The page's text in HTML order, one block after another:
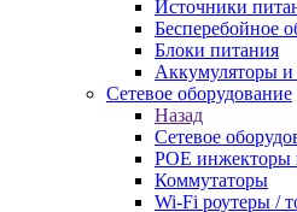
Источники
Бесперебойное
Блоки питания
Аккумуляторы и
Сетевое оборудование
Назад
Сетевое
POE инжекторы
Коммутаторы
Wi-Fi роутеры /